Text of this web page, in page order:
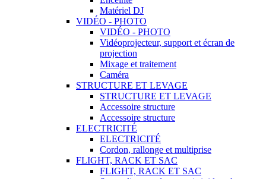
Matériel DJ
VIDÉO - PHOTO
VIDÉO - PHOTO
Vidéoprojecteur, support et écran de
projection
Mixage et traitement
Caméra
STRUCTURE ET LEVAGE
STRUCTURE ET LEVAGE
Accessoire structure
Accessoire structure
ELECTRICITÉ
ELECTRICITÉ
Cordon, rallonge et multiprise
FLIGHT, RACK ET SAC
FLIGHT, RACK ET SAC